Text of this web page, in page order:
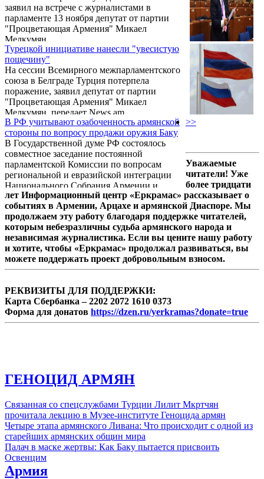
Армения» Микаел Мелкумян.
заявил на встрече с журналистами в
парламенте 13 ноября депутат от партии
"Процветающая Армения" Микаел
Мелкумян.
Турецкой инициативе нанесли "увесистую
пощечину"
На сессии Всемирного межпарламентского
союза в Белграде Турция потерпела
поражение, заявил депутат от партии
"Процветающая Армения" Микаел
Мелкумян, передает News.am.
В РФ учитывают озабоченность армянской
стороны по вопросу продажи оружия Баку
В Государственной думе РФ состоялось
совместное заседание постоянной
парламентской Комиссии по вопросам
региональной и евразийской интеграции
Национального Собрания Армении и
Комитета по делам СНГ, евразийской
интеграции и по делам соотечественников
Госдумы РФ. Об этом на совместной пресс-
конференции в Национальном Собрании
Армении 23 сентября сообщил глава
армянской делегации, депутат
Национального Собрания Армении от
партии «Процветающая Армения»,
Комиссии ...
>>
Уважаемые
читатели! Уже
более тридцати
лет Информационный центр «Еркрамас» рассказывает о
событиях в Армении, Арцахе и армянской Диаспоре. Мы
продолжаем эту работу благодаря поддержке читателей,
которым небезразличны судьба армянского народа и
независимая журналистика. Если вы цените нашу работу
и хотите, чтобы «Еркрамас» продолжал развиваться, вы
можете поддержать проект добровольным взносом.
РЕКВИЗИТЫ ДЛЯ ПОДДЕРЖКИ:
Карта Сбербанка – 2202 2072 1610 0373
Форма для донатов https://dzen.ru/yerkramas?donate=true
ГЕНОЦИД АРМЯН
Связанная со спецслужбами Турции Лилит Мкртчян
прочитала лекцию в Музее-институте Геноцида армян
Четыре этапа армянского Ливана: Что происходит с одной из
старейших армянских общин мира
Палач в маске жертвы: Как Баку пытается присвоить
Освенцим
Армия